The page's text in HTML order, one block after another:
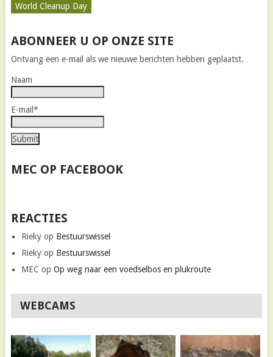
World Cleanup Day
ABONNEER U OP ONZE SITE
Ontvang een e-mail als we nieuwe berichten hebben geplaatst.
Naam
E-mail*
MEC OP FACEBOOK
REACTIES
Riekyop Bestuurswissel
Riekyop Bestuurswissel
MEC op Op weg naar een voedselbos en plukroute
WEBCAMS